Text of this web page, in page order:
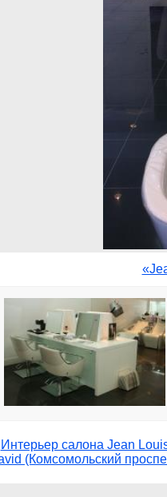
Интерьер салона Jean
(Комсомольский